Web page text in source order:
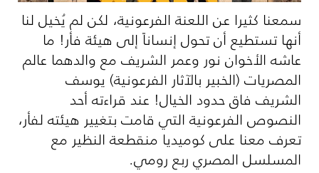
سمعنا كثيرا عن اللعنة الفرعونية، لكن لم يُخيل لنا
أنها تستطيع أن تحول إنساناً إلى هيئة فأر! ما
عاشه الأخوان نور وعمر الشريف مع والدهما عالم
المصريات (الخبير بالآثار الفرعونية) يوسف
الشريف فاق حدود الخيال! عند قراءته أحد
النصوص الفرعونية التي قامت بتغيير هيئته لفأر،
تعرف معنا على كوميديا منقطعة النظير مع
المسلسل المصري ربع رومي.